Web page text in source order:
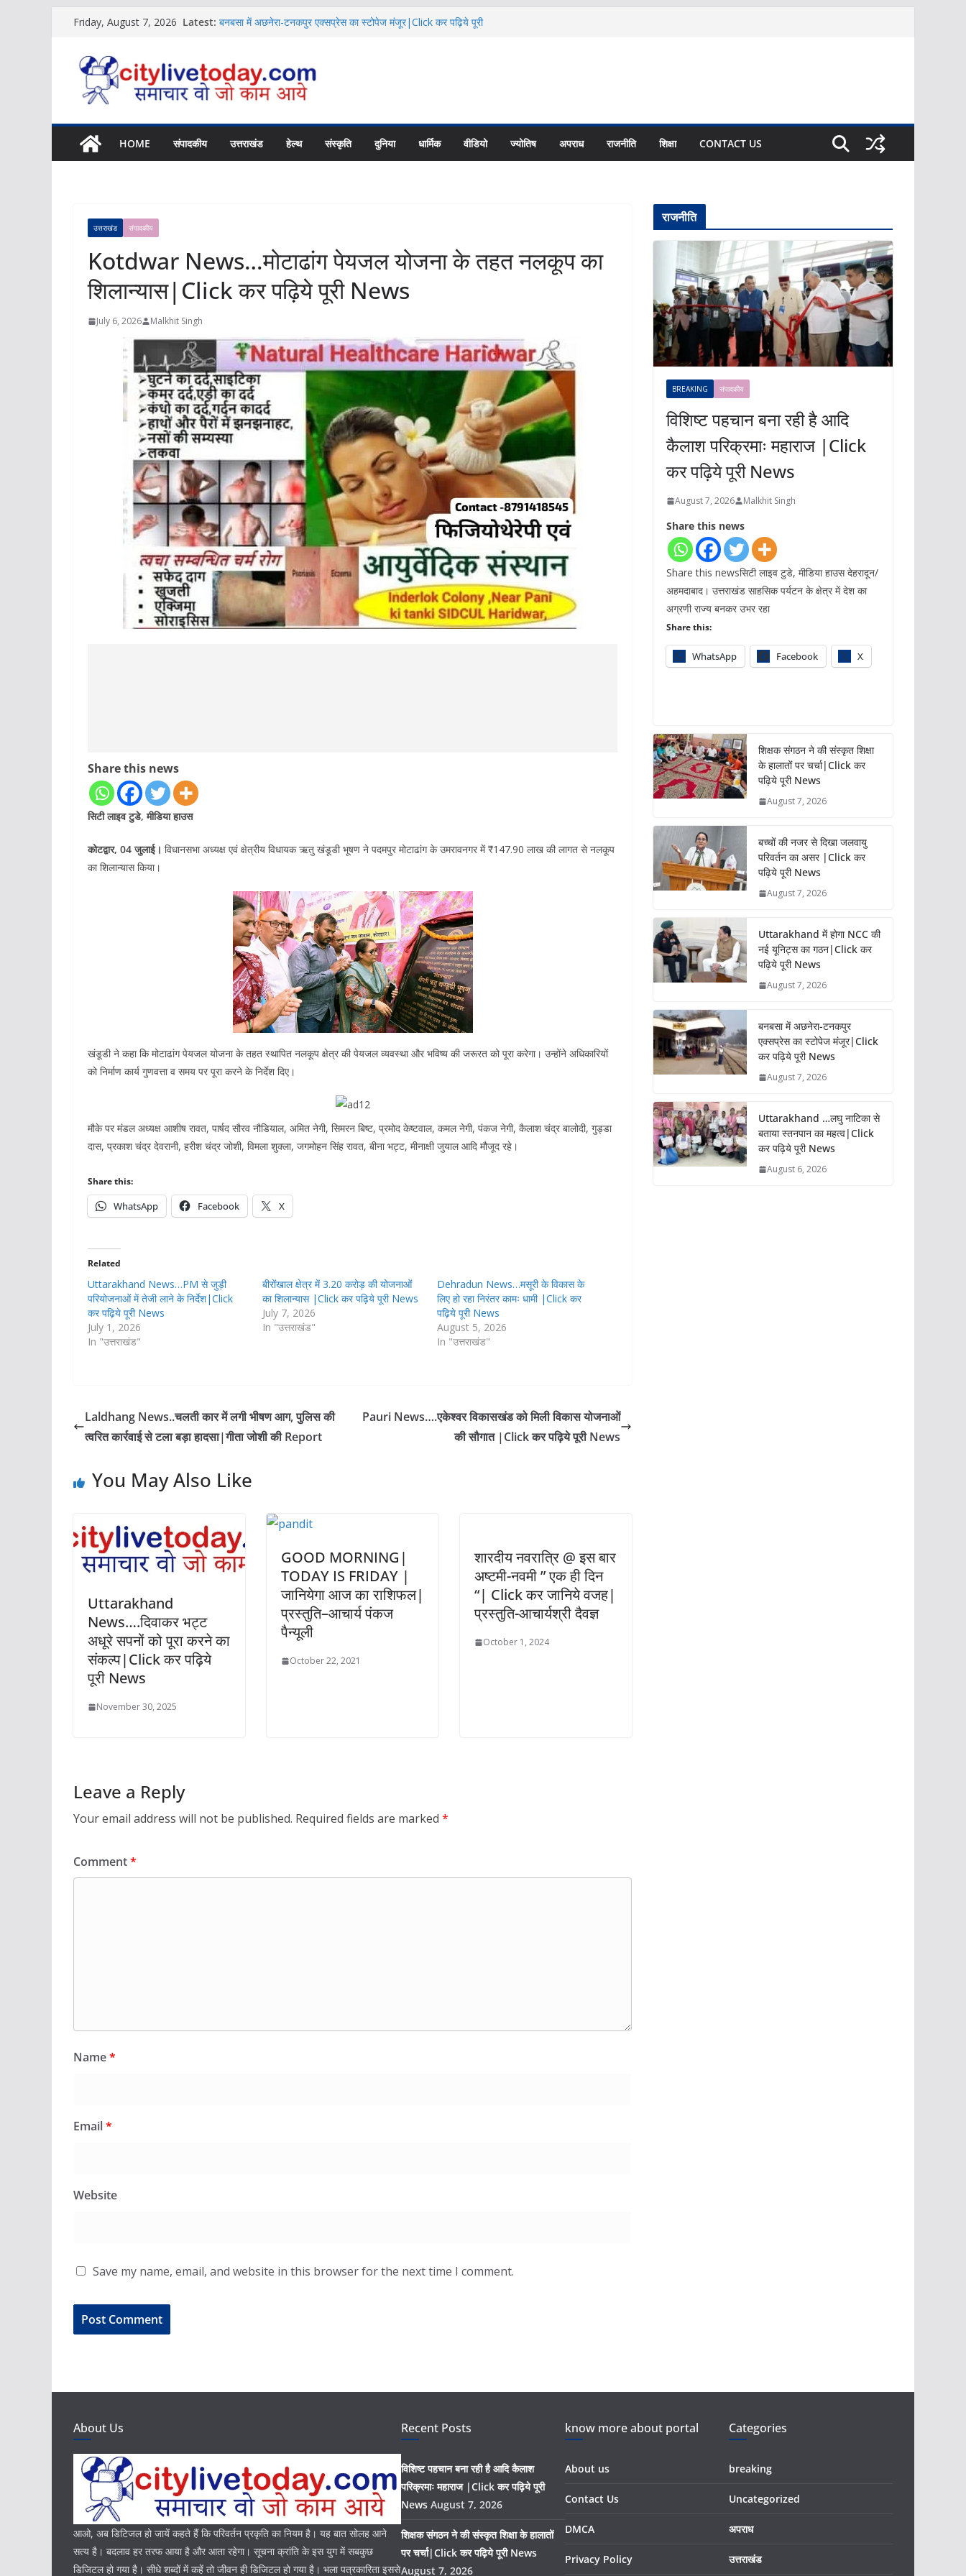
content
Friday, August 7, 2026 Latest: बनबसा में अछनेरा-टनकपुर एक्सप्रेस का स्टोपेज मंजूर|Click कर पढ़िये पूरी
News
शिक्षक संगठन ने की संस्कृत शिक्षा के हालातों पर चर्चा|Click कर पढ़िये पूरी
News
Uttarakhand में होगा NCC की नई यूनिट्स का गठन|Click कर पढ़िये पूरी
HOME संपादकीय उत्तराखंड हेल्थ संस्कृति दुनिया धार्मिक वीडियो ज्योतिष अपराध राजनीति शिक्षा CONTACT US
उत्तराखंड संपादकीय
Kotdwar News…मोटाढांग पेयजल योजना के तहत नलकूप का
शिलान्यास|Click कर पढ़िये पूरी News
July 6, 2026 Malkhit Singh
Share this news
सिटी लाइव टुडे, मीडिया हाउस
कोटद्वार, 04 जुलाई। विधानसभा अध्यक्ष एवं क्षेत्रीय विधायक ऋतु खंडूडी भूषण ने पदमपुर मोटाढांग के उमरावनगर में ₹147.90 लाख की लागत से नलकूप
का शिलान्यास किया।
खंडूडी ने कहा कि मोटाढांग पेयजल योजना के तहत स्थापित नलकूप क्षेत्र की पेयजल व्यवस्था और भविष्य की जरूरत को पूरा करेगा। उन्होंने अधिकारियों
को निर्माण कार्य गुणवत्ता व समय पर पूरा करने के निर्देश दिए।
मौके पर मंडल अध्यक्ष आशीष रावत, पार्षद सौरव नौडियाल, अमित नेगी, सिमरन बिष्ट, प्रमोद केष्टवाल, कमल नेगी, पंकज नेगी, कैलाश चंद्र बालोदी, गुड्डा
दास, प्रकाश चंद्र देवरानी, हरीश चंद्र जोशी, विमला शुक्ला, जगमोहन सिंह रावत, बीना भट्ट, मीनाक्षी जुयाल आदि मौजूद रहे।
Share this:
WhatsApp Facebook X
Related
Uttarakhand News…PM से जुड़ी
परियोजनाओं में तेजी लाने के निर्देश|Click
कर पढ़िये पूरी News
July 1, 2026
In "उत्तराखंड"
बीरोंखाल क्षेत्र में 3.20 करोड़ की योजनाओं
का शिलान्यास |Click कर पढ़िये पूरी News
July 7, 2026
In "उत्तराखंड"
Dehradun News…मसूरी के विकास के
लिए हो रहा निरंतर कामः धामी |Click कर
पढ़िये पूरी News
August 5, 2026
In "उत्तराखंड"
Laldhang News..चलती कार में लगी भीषण आग, पुलिस की
त्वरित कार्रवाई से टला बड़ा हादसा|गीता जोशी की Report
Pauri News….एकेश्वर विकासखंड को मिली विकास योजनाओं
की सौगात |Click कर पढ़िये पूरी News
You May Also Like
Uttarakhand
News….दिवाकर भट्ट
अधूरे सपनों को पूरा करने का
संकल्प|Click कर पढ़िये
पूरी News
November 30, 2025
GOOD MORNING|
TODAY IS FRIDAY |
जानियेगा आज का राशिफल|
प्रस्तुति–आचार्य पंकज
पैन्यूली
October 22, 2021
शारदीय नवरात्रि @ इस बार
अष्टमी-नवमी ” एक ही दिन
“| Click कर जानिये वजह|
प्रस्तुति-आचार्यश्री दैवज्ञ
October 1, 2024
Leave a Reply
Your email address will not be published. Required fields are marked *
Comment*
Name*
Email*
Website
Save my name, email, and website in this browser for the next time I comment.
राजनीति
BREAKING संपादकीय
विशिष्ट पहचान बना रही है आदि
कैलाश परिक्रमाः महाराज |Click
कर पढ़िये पूरी News
August 7, 2026 Malkhit Singh
Share this news
Share this newsसिटी लाइव टुडे, मीडिया हाउस देहरादून/
अहमदाबाद। उत्तराखंड साहसिक पर्यटन के क्षेत्र में देश का
अग्रणी राज्य बनकर उभर रहा
Share this:
WhatsApp Facebook X
शिक्षक संगठन ने की संस्कृत शिक्षा
के हालातों पर चर्चा|Click कर
पढ़िये पूरी News
August 7, 2026
बच्चों की नजर से दिखा जलवायु
परिवर्तन का असर |Click कर
पढ़िये पूरी News
August 7, 2026
Uttarakhand में होगा NCC की
नई यूनिट्स का गठन|Click कर
पढ़िये पूरी News
August 7, 2026
बनबसा में अछनेरा-टनकपुर
एक्सप्रेस का स्टोपेज मंजूर|Click
कर पढ़िये पूरी News
August 7, 2026
Uttarakhand …लघु नाटिका से
बताया स्तनपान का महत्व|Click
कर पढ़िये पूरी News
August 6, 2026
About Us
आओ, अब डिटिजल हो जायें कहते हैं कि परिवर्तन प्रकृति का नियम है। यह बात सोलह आने
सत्य है। बदलाव हर तरफ आया है और आता रहेगा। सूचना क्रांति के इस युग में सबकुछ
डिजिटल हो गया है। सीधे शब्दों में कहें तो जीवन ही डिजिटल हो गया है। भला पत्रकारिता इससे
Recent Posts
विशिष्ट पहचान बना रही है आदि कैलाश
परिक्रमाः महाराज |Click कर पढ़िये पूरी
News August 7, 2026
शिक्षक संगठन ने की संस्कृत शिक्षा के हालातों
पर चर्चा|Click कर पढ़िये पूरी News
August 7, 2026
know more about portal
About us
Contact Us
DMCA
Privacy Policy
Categories
breaking
Uncategorized
अपराध
उत्तराखंड